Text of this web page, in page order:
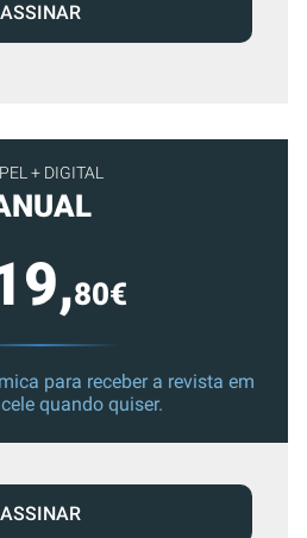
+ DIGITAL
80€
para receber a revista em
quando quiser.
ASSINAR
ASSINAR